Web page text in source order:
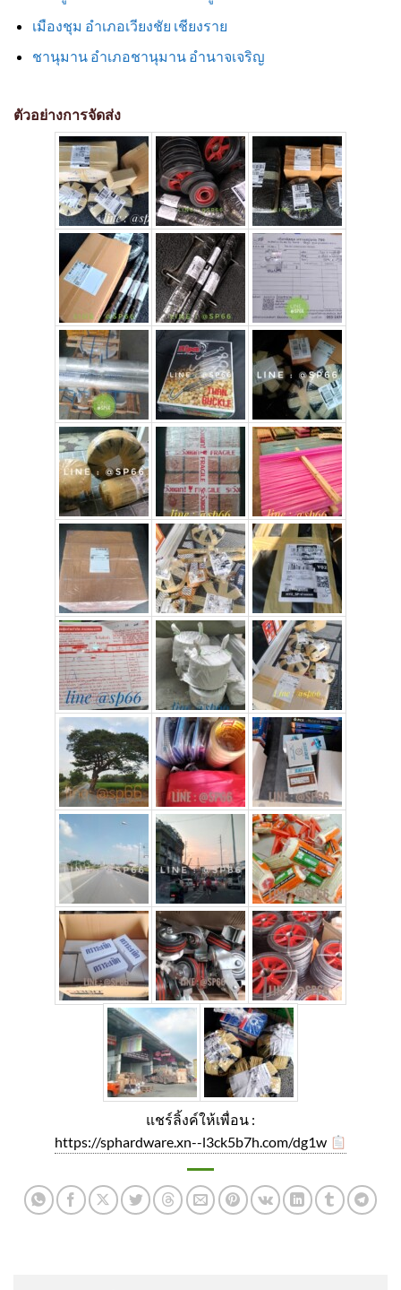
เมืองชุม อำเภอเวียงชัย เชียงราย
ชานุมาน อำเภอชานุมาน อำนาจเจริญ
ตัวอย่างการจัดส่ง
แชร์ลิ้งค์ให้เพื่อน :
https://sphardware.xn--l3ck5b7h.com/dg1w